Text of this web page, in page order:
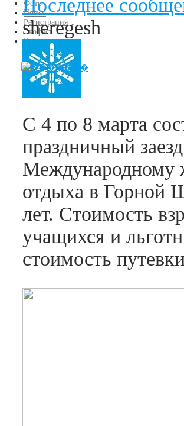
Фото
Поиск
Регистрация
Экофест
Вход
Последнее
sheregesh
С 4 по 8 марта
праздничный
Международному
отдыха в Горной
лет. Стоимость
учащихся и
стоимость